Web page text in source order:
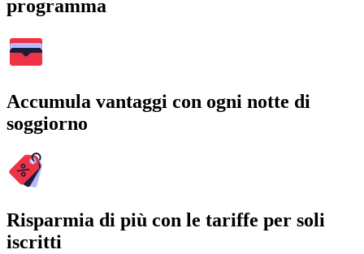
programma
Accumula vantaggi con ogni notte di
soggiorno
Risparmia di più con le tariffe per soli
iscritti